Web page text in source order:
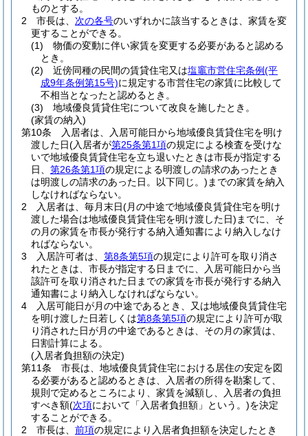
ものとする。
2
市長は、 次の各号のいずれかに該当するときは、家賃を変
更することができる。
(1)
物価の変動に伴い家賃を変更する必要があると認める
とき。
(2)
近傍同種の民間の賃貸住宅又は塩竈市営住宅条例(平
成9年条例第15号)に規定する市営住宅の家賃に比較して
不相当となったと認めるとき。
(3)
地域優良賃貸住宅について改良を施したとき。
(家賃の納入)
第10条
入居者は、入居可能日から地域優良賃貸住宅を明け
渡した日(入居者が第25条第1項の規定による検査を受けな
いで地域優良賃貸住宅を立ち退いたときは市長が指定する
日、 第26条第1項の規定による明渡しの請求のあったとき
は明渡しの請求のあった日。以下同じ。) までの家賃を納入
しなければならない。
2
入居者は、毎月末日(月の中途で地域優良賃貸住宅を明け
渡した場合は地域優良賃貸住宅を明け渡した日) までに、そ
の月の家賃を市長が発行する納入通知書により納入しなけ
ればならない。
3
入居許可者は、 第8条第5項の規定により許可を取り消さ
れたときは、市長が指定する日までに、入居可能日から当
該許可を取り消された日までの家賃を市長が発行する納入
通知書により納入しなければならない。
4
入居可能日が月の中途であるとき、又は地域優良賃貸住宅
を明け渡した日若しくは第8条第5項の規定により許可が取
り消された日が月の中途であるときは、その月の家賃は、
日割計算による。
(入居者負担額の決定)
第11条
市長は、地域優良賃貸住宅における居住の安定を図
る必要があると認めるときは、入居者の所得を勘案して、
規則で定めるところにより、家賃を減額し、入居者の負担
すべき額(次項において「入居者負担額」という。)を決定
することができる。
2
市長は、 前項の規定により入居者負担額を決定したとき